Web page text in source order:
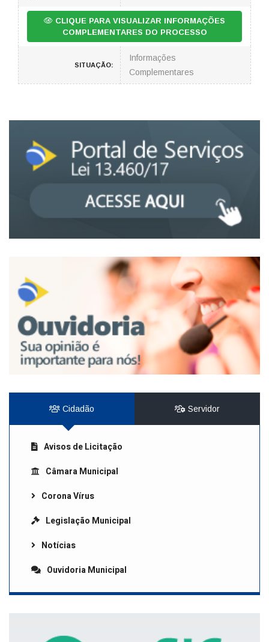
CLIQUE PARA VISUALIZAR INFORMAÇÕES
COMPLEMENTARES DO PROCESSO
SITUAÇÃO:
Informações
Complementares
Cidadão Servidor
Avisos de Licitação
Câmara Municipal
Corona Vírus
Legislação Municipal
Notícias
Ouvidoria Municipal